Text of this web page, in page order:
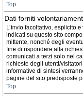
Top
Dati forniti
L’invio facoltativo, esplicito
indicati su questo sito
mittente, nonché degli
fine di rispondere alla
comunicati a terzi solo nel
richieste degli utenti/
informative di sintesi
pagine del sito predisposte
Top